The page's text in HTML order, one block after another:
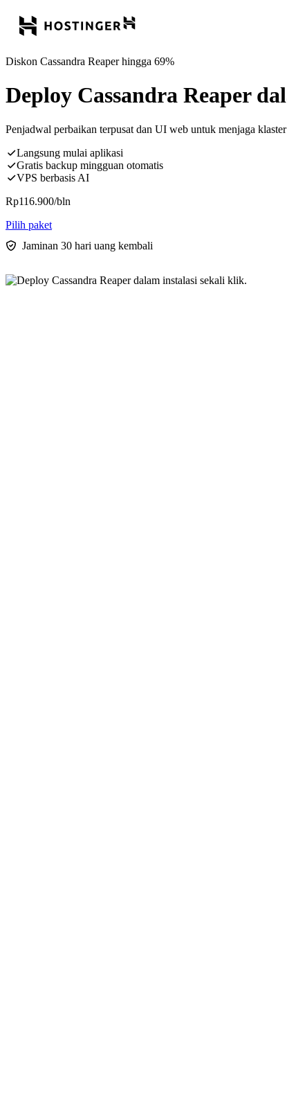
Diskon Cassandra Reaper hingga 69%
Deploy Cassandra Reaper
Penjadwal perbaikan terpusat dan UI web untuk menjaga
Langsung mulai aplikasi
Gratis backup mingguan otomatis
VPS berbasis AI
Rp116.900/bln
Pilih paket
Jaminan 30 hari uang kembali